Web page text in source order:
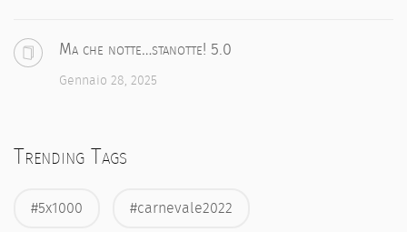
Ma che notte…stanotte! 5.0
Gennaio 28, 2025
Trending Tags
#5x1000 #carnevale2022